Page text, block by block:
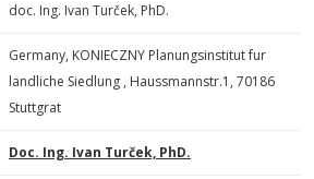
doc. Ing. Ivan Turček, PhD.
Germany, KONIECZNY Planungsinstitut fur
landliche Siedlung , Haussmannstr.1, 70186
Stuttgrat
Doc. Ing. Ivan Turček, PhD.